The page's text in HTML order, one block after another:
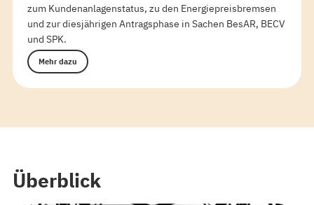
zum Kundenanlagenstatus, zu den Energiepreisbremsen
und zur diesjährigen Antragsphase in Sachen BesAR, BECV
und SPK.
Mehr dazu
Überblick